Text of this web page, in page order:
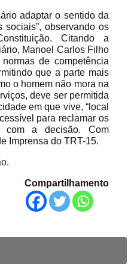
adaptar o sentido da
sociais”, observando os
Citando a
Manoel Carlos Filho
de competência
que a parte mais
o homem não mora na
deve ser permitida
em que vive, “local
para reclamar os
com a decisão. Com
Imprensa do TRT-15.
Compartilhamento